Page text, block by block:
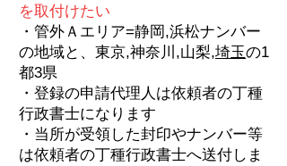
を取付けたい
・管外Ａエリア=静岡,浜松ナンバー
の地域と、東京,神奈川,山梨,埼玉の1
都3県
・登録の申請代理人は依頼者の丁種
行政書士になります
・当所が受領した封印やナンバー等
は依頼者の丁種行政書士へ送付しま